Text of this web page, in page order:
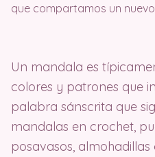
que compartamos un
Un mandala es
colores y patrones que
palabra sánscrita que
mandalas en crochet,
posavasos,